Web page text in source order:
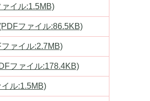
イル:1.5MB)
ファイル:86.5KB)
ァイル:2.7MB)
ファイル:178.4KB)
ル:1.5MB)